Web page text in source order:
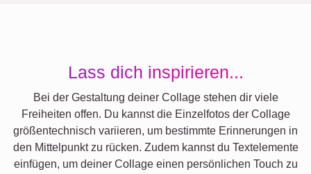
Lass dich inspirieren...
Bei der Gestaltung deiner Collage stehen dir viele
Freiheiten offen. Du kannst die Einzelfotos der Collage
größentechnisch variieren, um bestimmte Erinnerungen in
den Mittelpunkt zu rücken. Zudem kannst du Textelemente
einfügen, um deiner Collage einen persönlichen Touch zu